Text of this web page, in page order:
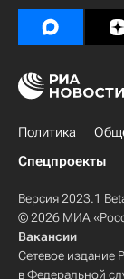
Политика
Спецпроекты
Версия 2023.1
© 2026 МИА
Вакансии
Сетевое издание
в Федеральной